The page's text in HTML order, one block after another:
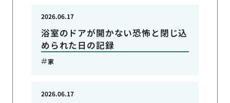
浴室のドアが開かない恐怖と閉じ込
められた日の記録
2026.06.17
家
2026.06.17